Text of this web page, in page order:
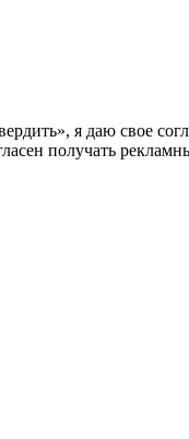
я даю свое
получать